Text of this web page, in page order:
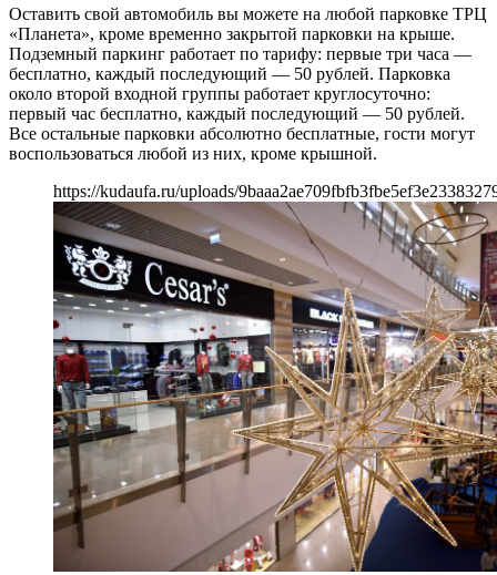
Оставить свой автомобиль вы можете на любой парковке ТРЦ
«Планета», кроме временно закрытой парковки на крыше.
Подземный паркинг работает по тарифу: первые три часа —
бесплатно, каждый последующий — 50 рублей. Парковка
около второй входной группы работает круглосуточно:
первый час бесплатно, каждый последующий — 50 рублей.
Все остальные парковки абсолютно бесплатные, гости могут
воспользоваться любой из них, кроме крышной.
https://kudaufa.ru/uploads/